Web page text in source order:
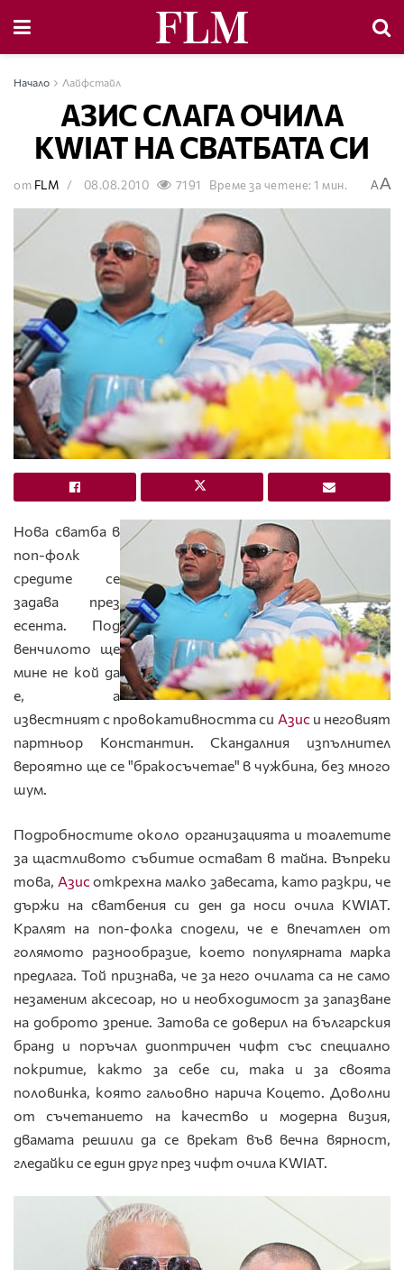
Начало Лайфстайл
АЗИС СЛАГА ОЧИЛА
KWIAT НА СВАТБАТА СИ
от FLM 08.08.2010 7191 Време за четене: 1 мин. AA
Нова сватба в
поп-фолк
средите се
задава през
есента. Под
венчилото ще
мине не кой да
е, а
известният с провокативността си Азис и неговият
партньор Константин. Скандалния изпълнител
вероятно ще се "бракосъчетае" в чужбина, без много
шум.
Подробностите около организацията и тоалетите
за щастливото събитие остават в тайна. Въпреки
това, Азис открехна малко завесата, като разкри, че
държи на сватбения си ден да носи очила KWIAT.
Кралят на поп-фолка сподели, че е впечатлен от
голямото разнообразие, което популярната марка
предлага. Той признава, че за него очилата са не само
незаменим аксесоар, но и необходимост за запазване
на доброто зрение. Затова се доверил на българския
бранд и поръчал диоптричен чифт със специално
покритие, както за себе си, така и за своята
половинка, която гальовно нарича Коцето. Доволни
от съчетанието на качество и модерна визия,
двамата решили да се врекат във вечна вярност,
гледайки се един друг през чифт очила KWIAT.